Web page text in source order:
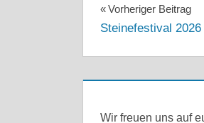
ANKÜNDIGUNG
STEINELAND
AUSSTELLUNG
LEGO
STEINELAND
Vorheriger Beitrag
Steinefestival
Wir freuen uns auf